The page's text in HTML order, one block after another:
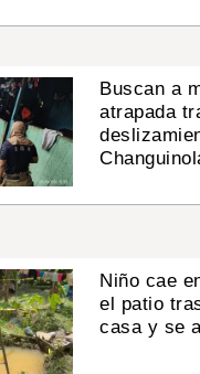
Buscan a
atrapada
Niño cae
el patio
casa y se